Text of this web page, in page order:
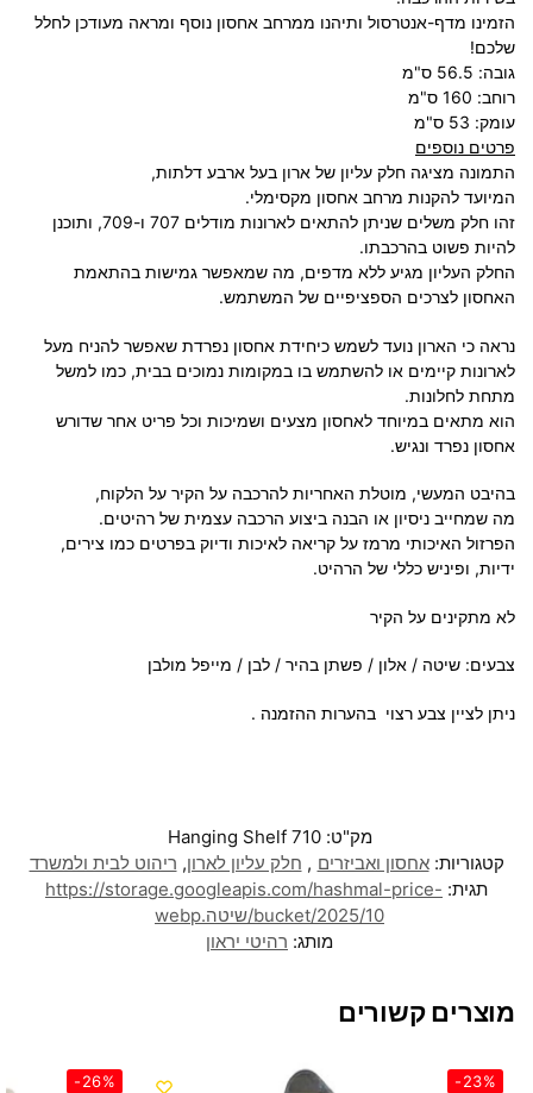
הזמינו מדף-אנטרסול ותיהנו ממרחב אחסון נוסף ומראה מעודכן לחלל
שלכם!
גובה: 56.5 ס"מ
רוחב: 160 ס"מ
עומק: 53 ס"מ
פרטים נוספים
התמונה מציגה חלק עליון של ארון בעל ארבע דלתות,
המיועד להקנות מרחב אחסון מקסימלי.
זהו חלק משלים שניתן להתאים לארונות מודלים 707 ו-709, ותוכנן
להיות פשוט בהרכבתו.
החלק העליון מגיע ללא מדפים, מה שמאפשר גמישות בהתאמת
האחסון לצרכים הספציפיים של המשתמש.
נראה כי הארון נועד לשמש כיחידת אחסון נפרדת שאפשר להניח מעל
לארונות קיימים או להשתמש בו במקומות נמוכים בבית, כמו למשל
מתחת לחלונות.
הוא מתאים במיוחד לאחסון מצעים ושמיכות וכל פריט אחר שדורש
אחסון נפרד ונגיש.
בהיבט המעשי, מוטלת האחריות להרכבה על הקיר על הלקוח,
מה שמחייב ניסיון או הבנה ביצוע הרכבה עצמית של רהיטים.
הפרזול האיכותי מרמז על קריאה לאיכות ודיוק בפרטים כמו צירים,
ידיות, ופיניש כללי של הרהיט.
לא מתקינים על הקיר
צבעים: שיטה / אלון / פשתן בהיר / לבן / מייפל מולבן
ניתן לציין צבע רצוי בהערות ההזמנה .
מק"ט:Hanging Shelf 710
קטגוריות:אחסון ואביזרים , חלק עליון לארון, ריהוט לבית ולמשרד
תגית: https://storage.googleapis.com/hashmal-price-
bucket/2025/10/שיטה.webp
מותג: רהיטי יראון
מוצרים קשורים
-23%
-26%